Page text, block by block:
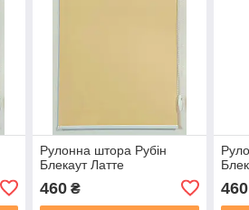
Рулонна штора Рубін
Блекаут Латте
460₴ 460